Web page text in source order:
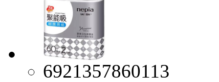
6921357860113